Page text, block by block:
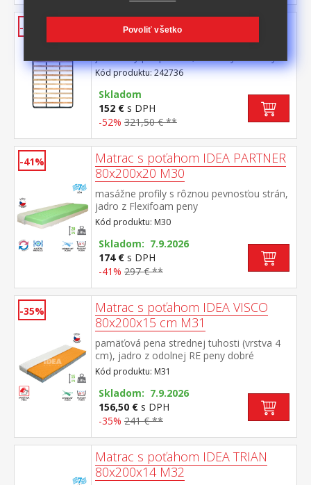
-52% Lamelový rošt 160x200 cm
samonosný rošt v kovovom ráme rošt nie
použitý latkový rošt R2
Kód produktu: 242736
Skladom
152 € s DPH
-52% 321,50 € **
-41%
Matrac s poťahom IDEA PARTNER
80x200x20 M30
masážne profily s rôznou pevnosťou strán,
jadro z Flexifoam peny
povrch vyprofilovaný do 7 anatomických
zón na oboch stranách tvrdá (biela) a
mäkká (svetlo zelená) strana vhodný pre
všetky typy roštov vhodný pre alergikov,
poťah snímateľný a prateľný do 60 °C
Kód produktu: M30
Skladom: 7.9.2026
174 € s DPH
-41% 297 € **
-35%
Matrac s poťahom IDEA VISCO
80x200x15 cm M31
pamäťová pena strednej tuhosti (vrstva 4
cm), jadro z odolnej RE peny dobré
ortopedické vlastností a dlhá životnosť
matraca vhodný pre všetky typy roštov
poťah priedušný, vyrobený z dvoch častí,
snímateľný a prateľný do 60 °C odporúčaná
nosnosť do 130 kg
Kód produktu: M31
Skladom: 7.9.2026
156,50 € s DPH
-35% 241 € **
Matrac s poťahom IDEA TRIAN
80x200x14 M32
Povoliť všetko